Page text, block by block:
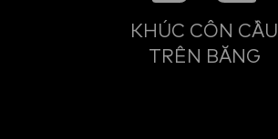
KHÚC CÔN CẦU
TRÊN BĂNG